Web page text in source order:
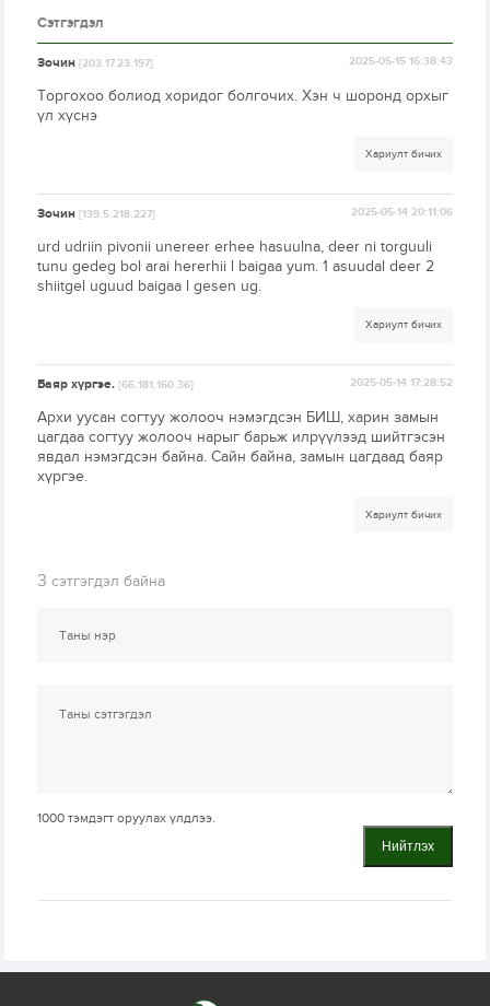
Сэтгэгдэл
Зочин[203.17.23.197] 2025-05-15 16:38:43
Торгохоо болиод хоридог болгочих. Хэн ч шоронд орхыг
үл хүснэ
Хариулт бичих
Зочин[139.5.218.227] 2025-05-14 20:11:06
urd udriin pivonii unereer erhee hasuulna, deer ni torguuli
tunu gedeg bol arai hererhii l baigaa yum. 1 asuudal deer 2
shiitgel uguud baigaa l gesen ug.
Хариулт бичих
Баяр хүргэе.[66.181.160.36] 2025-05-14 17:28:52
Архи уусан согтуу жолооч нэмэгдсэн БИШ, харин замын
цагдаа согтуу жолооч нарыг барьж илрүүлээд шийтгэсэн
явдал нэмэгдсэн байна. Сайн байна, замын цагдаад баяр
хүргэе.
Хариулт бичих
3 сэтгэгдэл байна
1000 тэмдэгт оруулах үлдлээ.
Нийтлэх